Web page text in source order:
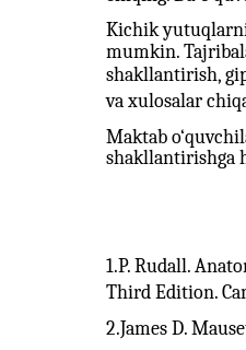
Kichik
mumkin.
shakllantirish,
va xulosalar
Maktab
shakllantirishga
1.P. Rudall.
Third Edition.
2.James D.